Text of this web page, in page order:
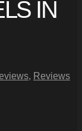
IN
, Reviews